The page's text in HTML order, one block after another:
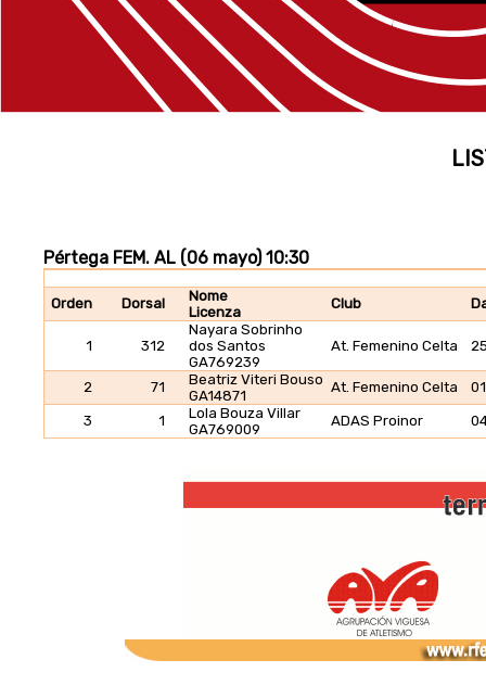
Orden Dorsal
Nome
Licenza
Club
1 312
Nayara Sobrinho
dos Santos
GA769239
At. Femenino Celta
2 71
Beatriz Viteri Bouso
GA14871
At. Femenino Celta
3 1
Lola Bouza Villar
GA769009
ADAS Proinor
Pértega FEM. AL (06 mayo) 10:30